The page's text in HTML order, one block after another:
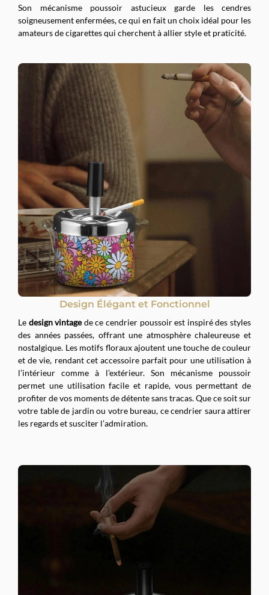
Son mécanisme poussoir astucieux garde les cendres
soigneusement enfermées, ce qui en fait un choix idéal pour les
amateurs de cigarettes qui cherchent à allier style et praticité.
Design Élégant et Fonctionnel
Le design vintagede ce cendrier poussoir est inspiré des styles
des années passées, offrant une atmosphère chaleureuse et
nostalgique. Les motifs floraux ajoutent une touche de couleur
et de vie, rendant cet accessoire parfait pour une utilisation à
l’intérieur comme à l’extérieur. Son mécanisme poussoir
permet une utilisation facile et rapide, vous permettant de
profiter de vos moments de détente sans tracas. Que ce soit sur
votre table de jardin ou votre bureau, ce cendrier saura attirer
les regards et susciter l’admiration.